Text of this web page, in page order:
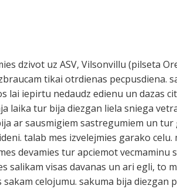
dzivot uz ASV, Vilsonvillu (pilseta
tikai otrdienas pecpusdiena.
lai iepirtu nedaudz edienu un dazas
laika tur bija diezgan liela sniega
ar sausmigiem sastregumiem un tur
talab mes izvelejmies garako
devamies tur apciemot vecmaminu
salikam visas davanas un ari egli, to
celojumu. sakuma bija diezgan